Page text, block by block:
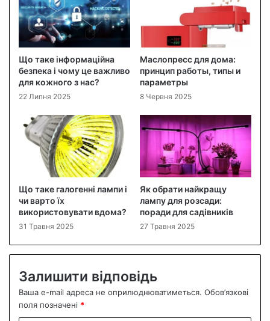
Що таке інформаційна
безпека і чому це важливо
для кожного з нас?
22 Липня 2025
Маслопресс для дома:
принцип работы, типы и
параметры
8 Червня 2025
Що таке галогенні лампи і
чи варто їх
використовувати вдома?
31 Травня 2025
Як обрати найкращу
лампу для розсади:
поради для садівників
27 Травня 2025
Залишити відповідь
Ваша e-mail адреса не оприлюднюватиметься. Обов’язкові
поля позначені *